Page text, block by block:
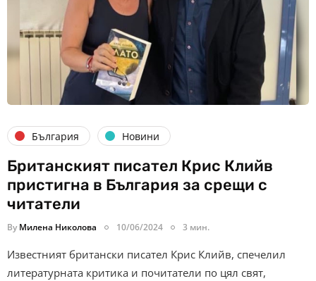
България Новини
Британският писател Крис Клийв
пристигна в България за срещи с
читатели
By Милена Николова 10/06/2024 3 мин.
Известният британски писател Крис Клийв, спечелил
литературната критика и почитатели по цял свят,